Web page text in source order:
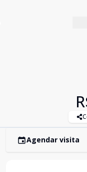
Agendar visita